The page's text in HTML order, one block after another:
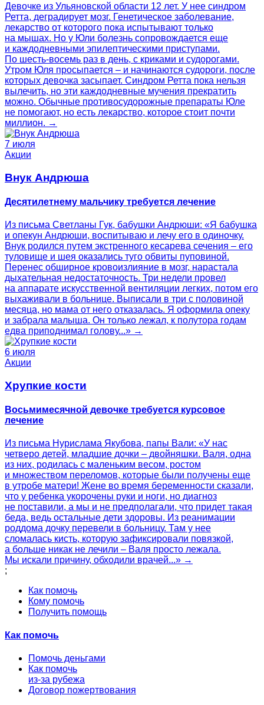
Девочке из Ульяновской области 12 лет. У нее синдром
Ретта, деградирует мозг. Генетическое заболевание,
лекарство от которого пока испытывают только
на мышах. Но у Юли болезнь сопровождается еще
и каждодневными эпилептическими приступами.
По шесть-восемь раз в день, с криками и судорогами.
Утром Юля просыпается – и начинаются судороги, после
которых девочка засыпает. Синдром Ретта пока нельзя
вылечить, но эти каждодневные мучения прекратить
можно. Обычные противосудорожные препараты Юле
не помогают, но есть лекарство, которое стоит почти
миллион. →
7 июля
Акции
Внук Андрюша
Десятилетнему мальчику требуется лечение
Из письма Светланы Гук, бабушки Андрюши: «Я бабушка
и опекун Андрюши, воспитываю и лечу его в одиночку.
Внук родился путем экстренного кесарева сечения – его
туловище и шея оказались туго обвиты пуповиной.
Перенес обширное кровоизлияние в мозг, нарастала
дыхательная недостаточность. Три недели провел
на аппарате искусственной вентиляции легких, потом его
выхаживали в больнице. Выписали в три с половиной
месяца, но мама от него отказалась. Я оформила опеку
и забрала малыша. Он только лежал, к полутора годам
едва приподнимал голову...» →
6 июля
Акции
Хрупкие кости
Восьмимесячной девочке требуется курсовое
лечение
Из письма Нурислама Якубова, папы Вали: «У нас
четверо детей, младшие дочки – двойняшки. Валя, одна
из них, родилась с маленьким весом, ростом
и множеством переломов, которые были получены еще
в утробе матери! Жене во время беременности сказали,
что у ребенка укорочены руки и ноги, но диагноз
не поставили, а мы и не предполагали, что придет такая
беда, ведь остальные дети здоровы. Из реанимации
роддома дочку перевели в больницу. Там у нее
сломалась кисть, которую зафиксировали повязкой,
а больше никак не лечили – Валя просто лежала.
Мы искали причину, обходили врачей...» →
;
Как помочь
Кому помочь
Получить помощь
Как помочь
Помочь деньгами
Как помочь
из-за рубежа
Договор пожертвования